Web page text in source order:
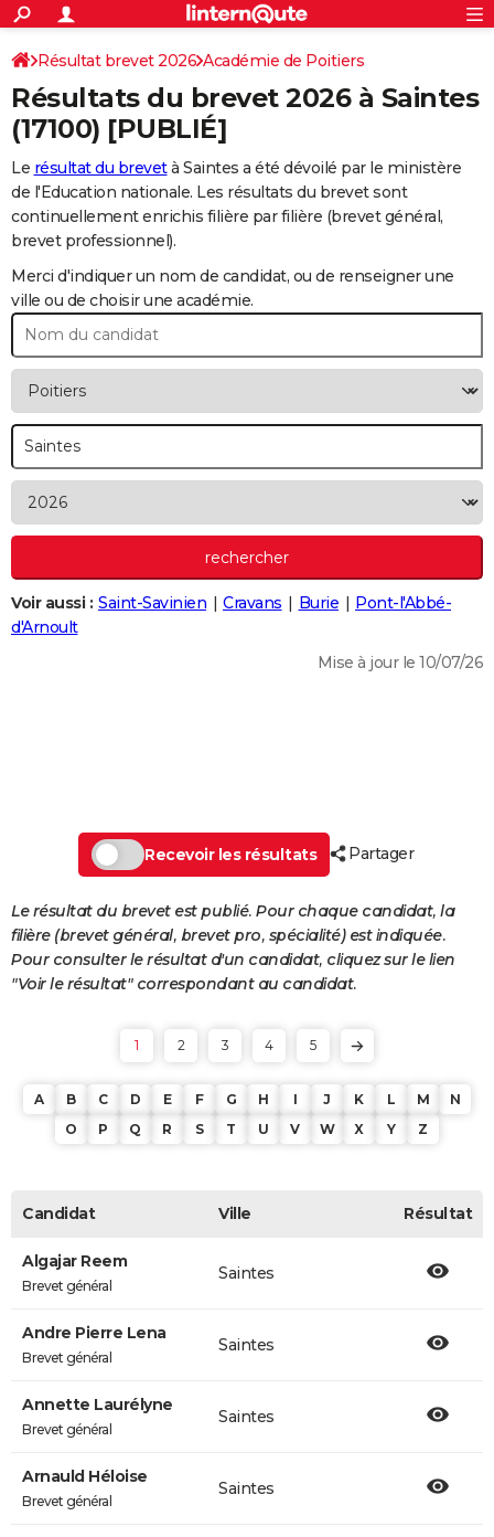
ACTUALITÉS
Politique
Société
Faits Divers
Education
Monde
Villes
+
SPORT
Coupe du monde 2026
Football
Tennis
Cyclisme
Rugby
Forum
FINANCE
Retraite
Impôts
Epargne
Immobilier
Risques naturels par ville
Banque
Assurance
Crédit
Essais
Réserver un essai
Citadines
Berlines
SUV
Forum auto
+
HIGH-TECH
Mobiles
Meilleur smartphone
Internet
Ordinateurs
Jeux vidéo
Guide high-tech
+
BRICOLAGE
Forum
Aménagement intérieur
Extérieur
Cuisine
Salle de bains
Jardinage
Rangement
WEEK-END
Guides de France
Escapades
Patrimoine
Expositions
Musées
Week-end nature
LIFESTYLE
Art de vivre
Bien-être
Loisirs
Mode
Modes de vie
+SANTE
Alimentation
Guide de la santé
Maladies
Médicaments
Sommeil
+VOYAGE
PHOTO
BONS PLANS
Se connecter
Primaires
Universités
Entreprises
Service militaire
Avis de recherche
AVIS DE DÉCÈS
Bricolage
Lifestyle
Culture
Sport
Auto
Television
Voyage
Cinema
S'inscrire
Connexion
Résultat brevet 2026 Académie de Poitiers
Résultats du brevet 2026 à Saintes
(17100) [PUBLIÉ]
Le résultat du brevetà Saintes a été dévoilé par le ministère
de l'Education nationale. Les résultats du brevet sont
continuellement enrichis filière par filière (brevet général,
brevet professionnel).
Merci d'indiquer un nom de candidat, ou de renseigner une
ville ou de choisir une académie.
Voir aussi : Saint-Savinien Cravans Burie
Pont-l'Abbé-
d'Arnoult
Mise à jour le 10/07/26
Recevoir les résultats Partager
Le résultat du brevet est publié. Pour chaque candidat, la
filière (brevet général, brevet pro, spécialité) est indiquée.
Pour consulter le résultat d'un candidat, cliquez sur le lien
"Voir le résultat" correspondant au candidat.
1 2 3 4 5
A B C D E F G H I J K L M
N
O
P Q R S T U V W X Y Z
Candidat Ville Résultat
Algajar Reem
Brevet général
Saintes
Andre Pierre Lena
Brevet général
Saintes
Annette Laurélyne
Brevet général
Saintes
Arnauld Héloise
Brevet général
Saintes